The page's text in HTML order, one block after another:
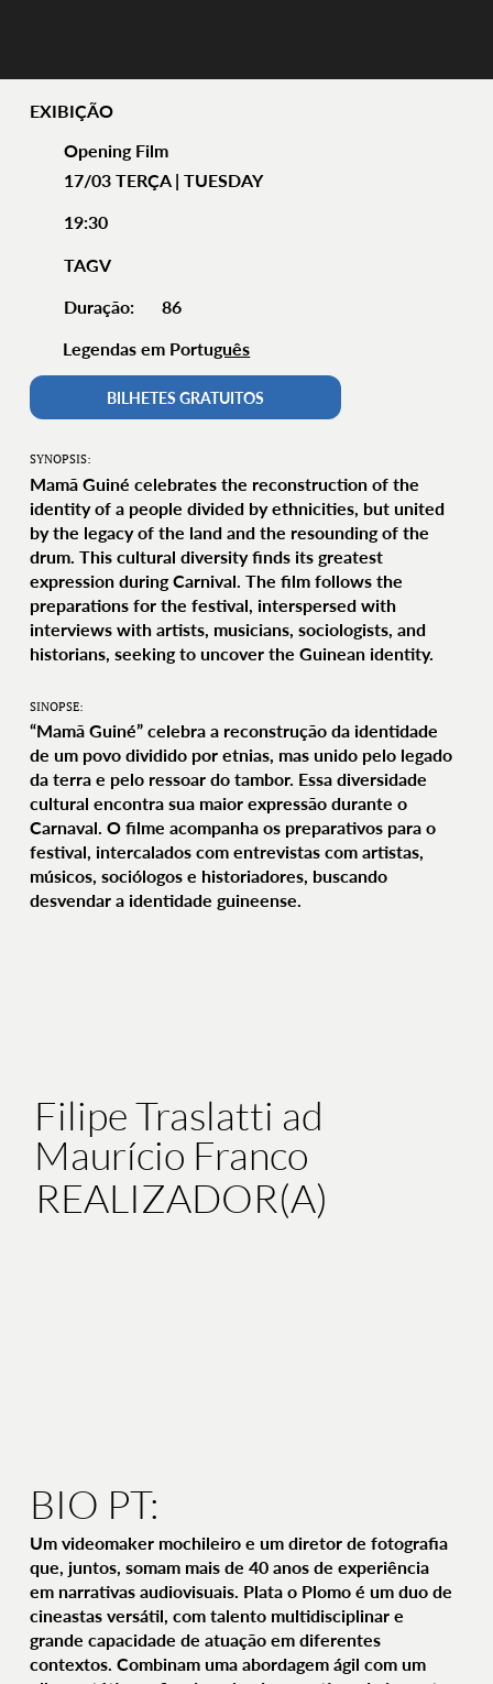
EXIBIÇÃO
Opening Film
17/03 TERÇA | TUESDAY
19:30
TAGV
Duração:
86
Legendas em Português
BILHETES GRATUITOS
SINOPSE:
“Mamã Guiné” celebra a reconstrução da identidade
de um povo dividido por etnias, mas unido pelo legado
da terra e pelo ressoar do tambor. Essa diversidade
cultural encontra sua maior expressão durante o
Carnaval. O filme acompanha os preparativos para o
festival, intercalados com entrevistas com artistas,
músicos, sociólogos e historiadores, buscando
desvendar a identidade guineense.
SYNOPSIS:
Mamã Guiné celebrates the reconstruction of the
identity of a people divided by ethnicities, but united
by the legacy of the land and the resounding of the
drum. This cultural diversity finds its greatest
expression during Carnival. The film follows the
preparations for the festival, interspersed with
interviews with artists, musicians, sociologists, and
historians, seeking to uncover the Guinean identity.
Filipe Traslatti ad
Maurício Franco
REALIZADOR(A)
BIO PT:
Um videomaker mochileiro e um diretor de fotografia
que, juntos, somam mais de 40 anos de experiência
em narrativas audiovisuais. Plata o Plomo é um duo de
cineastas versátil, com talento multidisciplinar e
grande capacidade de atuação em diferentes
contextos. Combinam uma abordagem ágil com um